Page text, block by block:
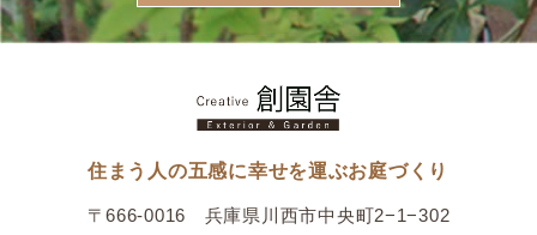
住まう人の五感に幸せを運ぶお庭づくり
〒666-0016 兵庫県川西市中央町2−1−302